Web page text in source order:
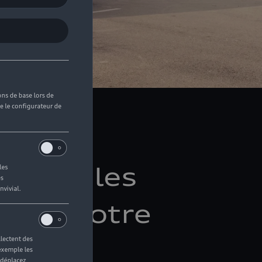
les
sur votre
de base lors de
le configurateur de
des
les